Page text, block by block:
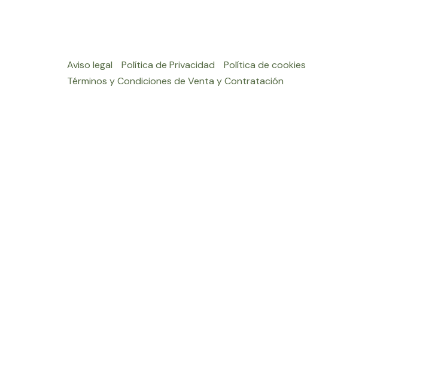
Aviso legal Política de Privacidad
Política de cookies
Términos y Condiciones de Venta y Contratación